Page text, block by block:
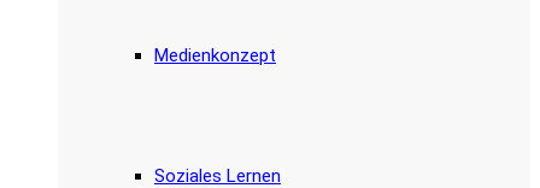
Medienkonzept
Soziales Lernen